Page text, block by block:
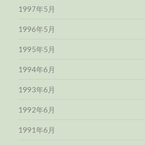
1997年5月
1996年5月
1995年5月
1994年6月
1993年6月
1992年6月
1991年6月